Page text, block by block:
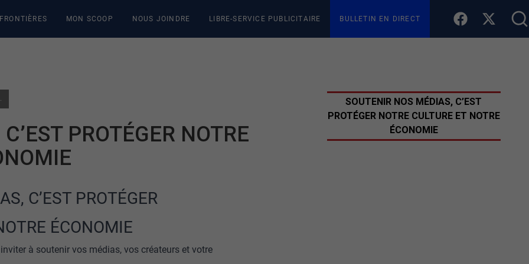
MON SCOOP NOUS JOINDRE LIBRE-SERVICE PUBLICITAIRE BULLETIN EN DIRECT
ÉCONOMIE
PROTÉGER NOTRE
C’EST PROTÉGER
ÉCONOMIE
à soutenir vos médias, vos créateurs et votre
SOUTENIR NOS MÉDIAS, C’EST
PROTÉGER NOTRE CULTURE ET NOTRE
ÉCONOMIE